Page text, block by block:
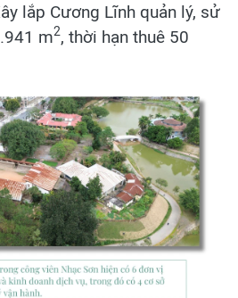
lắp Cương Lĩnh quản lý, sử
m2, thời hạn thuê 50